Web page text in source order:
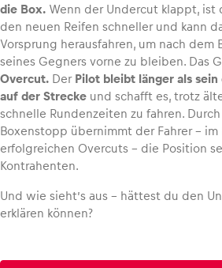
die Box. Wenn der Undercut klappt, ist
den neuen Reifen schneller und kann
Vorsprung herausfahren, um nach dem
seines Gegners vorne zu bleiben. Das
Overcut. Der Pilot bleibt länger als
auf der Strecke und schafft es, trotz
schnelle Rundenzeiten zu fahren.
Boxenstopp übernimmt der Fahrer – im
erfolgreichen Overcuts – die Position
Kontrahenten.
Und wie sieht’s aus – hättest du den
erklären können?